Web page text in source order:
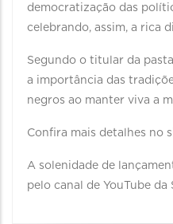
democratização das
celebrando, assim, a rica
Segundo o titular da
a importância das
negros ao manter viva a
Confira mais detalhes no
A solenidade de
pelo canal de YouTube da